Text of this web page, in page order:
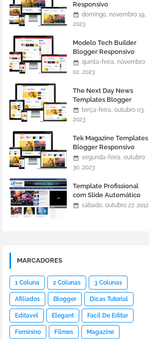
Responsivo
domingo, novembro 19,
2023
Modelo Tech Builder
Blogger Responsivo
quinta-feira, novembro
02, 2023
The Next Day News
Templates Blogger
Responsivo
terça-feira, outubro 03,
2023
Tek Magazine Templates
Blogger Responsivo
segunda-feira, outubro
30, 2023
Template Profissional
com Slide Automático
0465sábado, outubro 27, 2012
MARCADORES
1 Coluna 2 Colunas 3 Colunas
Afiliados Blogger Dicas Tutorial
Editavel Elegant Facil De Editar
Feminino Filmes Magazine